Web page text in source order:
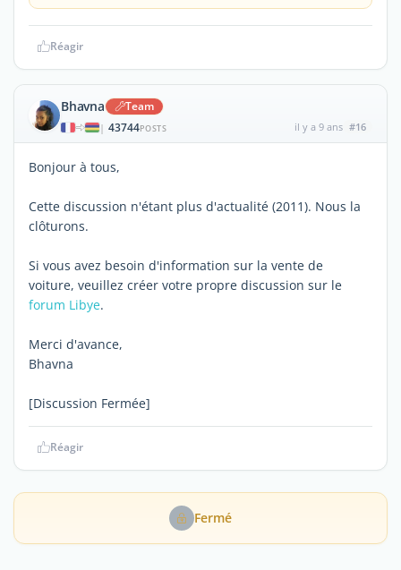
Réagir
Bhavna Team
| 43744POSTS il y a 9 ans #16
Bonjour à tous,
Cette discussion n'étant plus d'actualité (2011). Nous la
clôturons.
Si vous avez besoin d'information sur la vente de
voiture, veuillez créer votre propre discussion sur le
forum Libye.
Merci d'avance,
Bhavna
[Discussion Fermée]
Réagir
Fermé